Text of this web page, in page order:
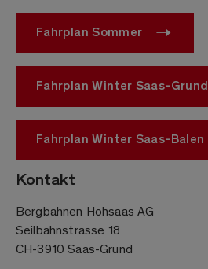
Fahrplan Sommer
Fahrplan Winter Saas-Grund
Fahrplan Winter Saas-Balen
Kontakt
Bergbahnen Hohsaas AG
Seilbahnstrasse 18
CH-3910 Saas-Grund